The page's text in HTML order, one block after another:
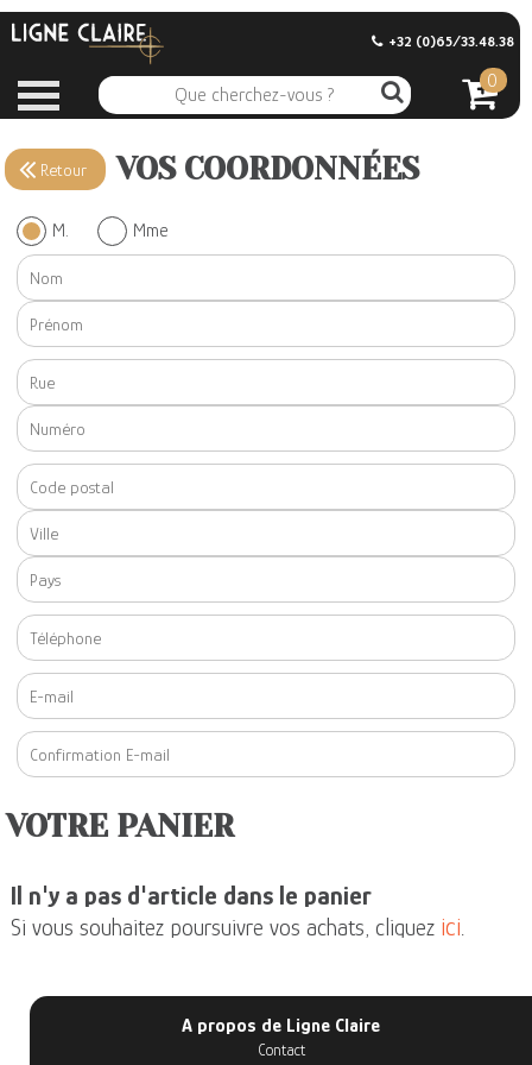
+32 (0)65/33.48.38
0
Retour VOS COORDONNÉES
M. Mme
VOTRE PANIER
Il n'y a pas d'article dans le panier
Si vous souhaitez poursuivre vos achats, cliquez ici
A propos de Ligne Claire
Contact